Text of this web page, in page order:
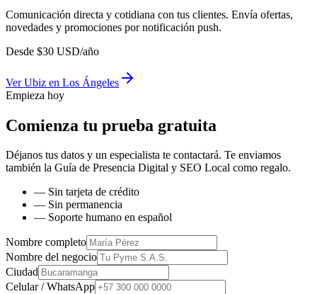
Comunicación directa y cotidiana con tus clientes. Envía ofertas,
novedades y promociones por notificación push.
Desde $30 USD/año
VerUbiz en Los Ángeles
Empieza hoy
Comienza tu prueba gratuita
Déjanos tus datos y un especialista te contactará. Te enviamos
también la Guía de Presencia Digital y SEO Local como regalo.
— Sin tarjeta de crédito
— Sin permanencia
— Soporte humano en español
Nombre completo
Nombre del negocio
Ciudad
Celular / WhatsApp